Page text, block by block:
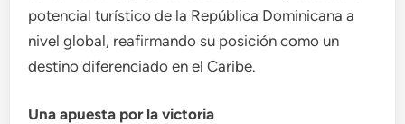
potencial turístico de la República Dominicana a
nivel global, reafirmando su posición como un
destino diferenciado en el Caribe.
Una apuesta por la victoria